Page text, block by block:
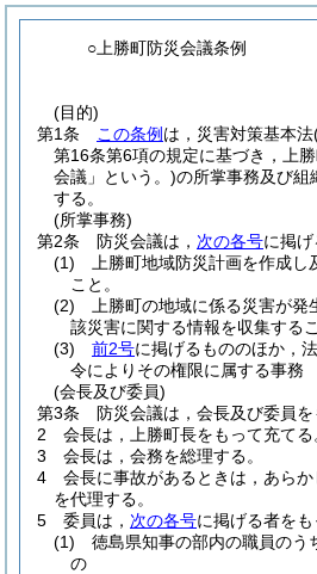
○上勝町防災会議条例
(目的)
第1条
この条例 は，災害対策基本法
第16条第6項の規定に基づき，上
会議」という。)の所掌事務及び組
する。
(所掌事務)
第2条
防災会議は， 次の各号に掲げ
(1)
上勝町地域防災計画を作成
こと。
(2)
上勝町の地域に係る災害が
該災害に関する情報を収集するこ
(3)
前2号に掲げるもののほか，
令によりその権限に属する事務
(会長及び委員)
第3条
防災会議は，会長及び委員を
2
会長は，上勝町長をもって充てる
3
会長は，会務を総理する。
4
会長に事故があるときは，あら
を代理する。
5
委員は， 次の各号に掲げる者をも
(1)
徳島県知事の部内の職員のう
の